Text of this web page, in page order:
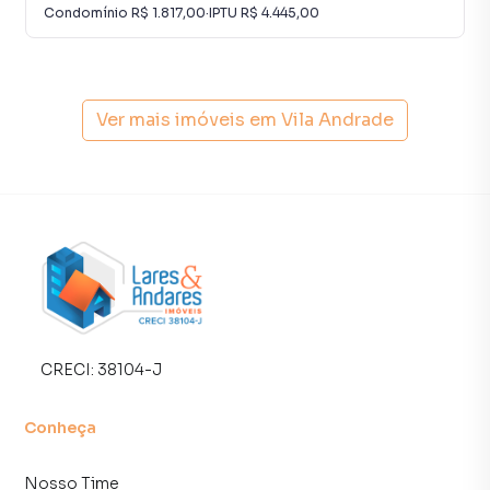
Apartamento para Venda em região valorizada do bairro
Apartamento em São Paulo? Entre em contato com nossa
equipe pelo telefone (11) 93759-7931.
terrenos, lojas e barracões para venda ou locação, além de
empreendimentos em construção ou lançamentos na
planta em Vila Andrade e em outras regiões de São Paulo.
Aqui você encontra milhares de ofertas para encontrar o
segurança e tranquilidade. Na Lares e Andares Imóveis
você consegue comprar ou alugar um imóvel em São Paulo
Condomínio R$ 1.817,00·IPTU R$ 4.445,00
Ver mais imóveis em Vila Andrade
CRECI: 38104-J
Conheça
Nosso Time